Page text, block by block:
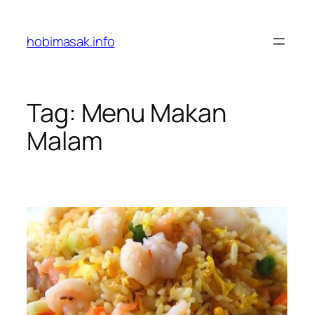
content
hobimasak.info
Tag: Menu Makan
Malam